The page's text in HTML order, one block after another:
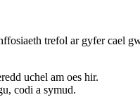
trefol ar gyfer cael
uchel am oes hir.
codi a symud.